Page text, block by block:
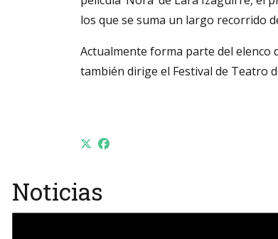
los que se suma un largo recorrido
Actualmente forma parte del elenco
también dirige el Festival de Teatro
Noticias